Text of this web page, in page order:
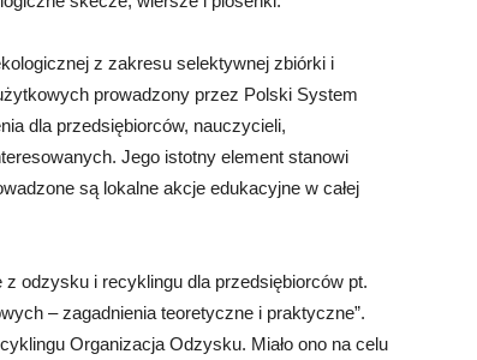
z zakresu selektywnej zbiórki i
prowadzony przez Polski System
dla przedsiębiorców, nauczycieli,
Jego istotny element stanowi
są lokalne akcje edukacyjne w całej
z odzysku i recyklingu dla przedsiębiorców pt.
– zagadnienia teoretyczne i praktyczne”.
Organizacja Odzysku. Miało ono na celu